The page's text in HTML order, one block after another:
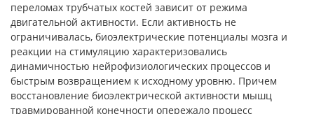
переломах трубчатых костей зависит от режима
двигательной активности. Если активность не
ограничивалась, биоэлектрические потенциалы мозга и
реакции на стимуляцию характеризовались
динамичностью нейрофизиологических процессов и
быстрым возвращением к исходному уровню. Причем
восстановление биоэлектрической активности мышц
травмированной конечности опережало процесс